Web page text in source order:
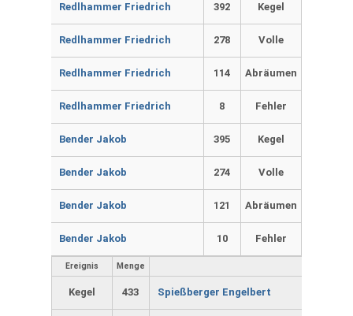
Redlhammer Friedrich 392 Kegel
Redlhammer Friedrich 278 Volle
Redlhammer Friedrich 114 Abräumen
Redlhammer Friedrich 8 Fehler
Bender Jakob 395 Kegel
Bender Jakob 274 Volle
Bender Jakob 121 Abräumen
Bender Jakob 10 Fehler
Ereignis Menge
Kegel 433 Spießberger Engelbert